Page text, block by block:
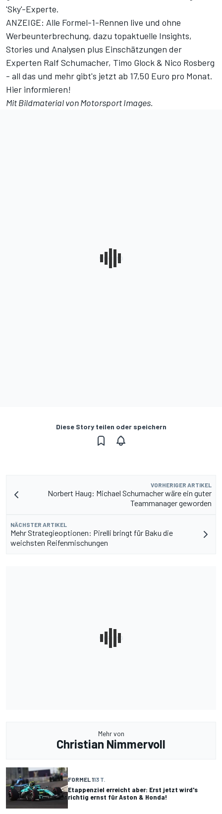
'Sky'-Experte.
ANZEIGE: Alle Formel-1-Rennen live und ohne
Werbeunterbrechung, dazu topaktuelle Insights,
Stories und Analysen plus Einschätzungen der
Experten Ralf Schumacher, Timo Glock & Nico Rosberg
- all das und mehr gibt's jetzt ab 17,50 Euro pro Monat.
Hier informieren!
Mit Bildmaterial vonMotorsport Images.
Diese Story teilen oder speichern
VORHERIGER ARTIKEL
Norbert Haug: Michael Schumacher wäre ein guter
Teammanager geworden
NÄCHSTER ARTIKEL
Mehr Strategieoptionen: Pirelli bringt für Baku die
weichsten Reifenmischungen
Mehr von
Christian Nimmervoll
FORMEL 113 T.
Etappenziel erreicht aber: Erst jetzt wird's
richtig ernst für Aston & Honda!